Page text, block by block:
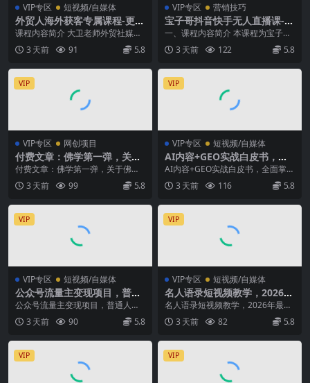
VIP专区 短视频/自媒体
外贸人海外获客专属课程-更新
7月，讲解社媒账号运营AI矩
阵玩法，，系统掌握海外客户
开发全流程实战方法
课程内容简介 大卫老师外贸社媒获
客独家训练营持续更新至6月，系统
讲解海外社媒账号...
3 天前 91 5.8
VIP专区 营销技巧
宝子哥抖音快手无人直播课-2
026年8月5更新｜从基础搭建
到高阶起号，稳号防封技术，
搭建自动化直播变现体系
一、课程内容简介 本课程为宝子哥
2026年8月5日更新的抖音快手全套
无人直播实战...
3 天前 122 5.8
VIP
VIP专区 网创项目
付费文章：佛学第一弹，关于
佛学，你只需要记住四个字
付费文章：佛学第一弹，关于佛
学，你只需要记住四个字 文章介绍
很多人讲佛学，都喜...
3 天前 99 5.8
VIP
VIP专区 短视频/自媒体
AI内容+GEO实战白皮书，全
面掌握AI量产SOP与GEO分发
机制【文档】
AI内容+GEO实战白皮书，全面掌握
AI量产SOP与GEO分发机制【文
档】 课程...
3 天前 116 5.8
VIP
VIP专区 短视频/自媒体
公众号流量主变现项目，普通
人也能通过这个项目日入四位
数(更新26年8月)
公众号流量主变现项目，普通人也
能通过这个项目日入四位数（更新2
6年8月） 项目介...
3 天前 90 5.8
VIP
VIP专区 短视频/自媒体
名人语录短视频教学，2026年
最新赛道，涨粉变现两不误
名人语录短视频教学，2026年最新
赛道，涨粉变现两不误 注意：教程
是以小燕子演示...
3 天前 82 5.8
VIP VIP